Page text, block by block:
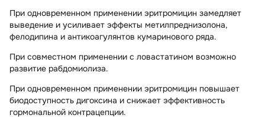
При одновременном применении эритромицин замедляет
выведение и усиливает эффекты метилпреднизолона,
фелодипина и антикоагулянтов кумаринового ряда.
При совместном применении с ловастатином возможно
развитие рабдомиолиза.
При одновременном применении эритромицин повышает
биодоступность дигоксина и снижает эффективность
гормональной контрацепции.